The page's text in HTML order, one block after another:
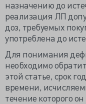
назначению до
реализация ЛП
доз, требуемых
употреблена до
Для понимания
необходимо
этой статье, срок
времени,
течение которого